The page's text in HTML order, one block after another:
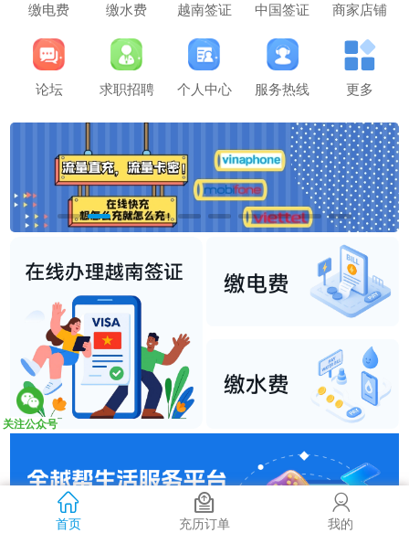
缴电费 缴水费 越南签证 中国签证 商家店铺
论坛 求职招聘 个人中心 服务热线 更多
关注公众号
首页 充历订单 我的